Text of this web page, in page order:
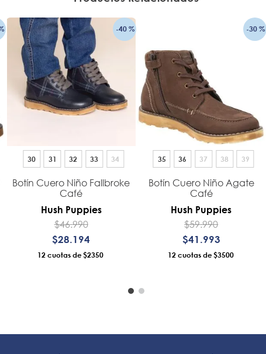
-40 %
30 31 32 33 34
Botín Cuero Niño Fallbroke
Café
Hush Puppies
$46.990
$28 194
12 $2350
-30 %
35 36 37 38 39
Botín Cuero Niño Agate
Café
Hush Puppies
$59.990
$41 993
12 $3500